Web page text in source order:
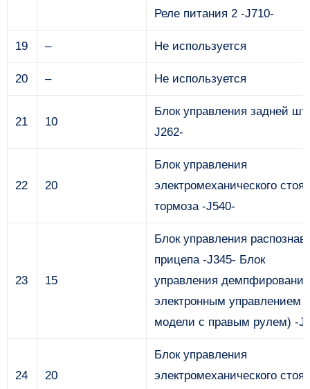
Реле питания 2 -J710-
19 – Не используется
20 – Не используется
21 10
Блок управления задней
J262-
22 20
Блок управления
электромеханического
тормоза -J540-
23 15
Блок управления
прицепа -J345- Блок
управления
электронным управлением
модели с правым рулем) -
24 20
Блок управления
электромеханического